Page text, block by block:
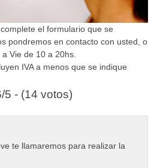
te llamaremos para realizar la
el formulario que se
pondremos en contacto con usted, o
Vie de 10 a 20hs.
IVA a menos que se indique
5 - (14 votos)